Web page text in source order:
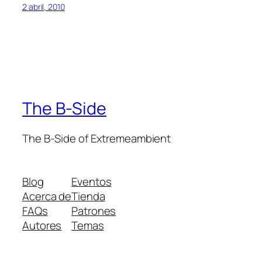
2 abril, 2010
The B-Side
The B-Side of Extremeambient
Blog
Acerca de
FAQs
Autores
Eventos
Tienda
Patrones
Temas